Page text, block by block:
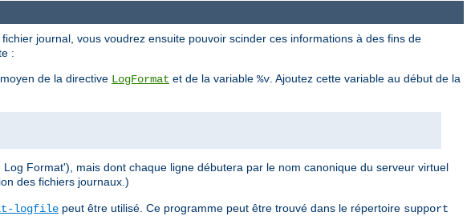
journal, vous voudrez ensuite pouvoir scinder ces informations à des fins de
:
de la directive LogFormat et de la variable %v . Ajoutez cette variable au début de la
Format'), mais dont chaque ligne débutera par le nom canonique du serveur virtuel
des fichiers journaux.)
logfile peut être utilisé. Ce programme peut être trouvé dans le répertoire support